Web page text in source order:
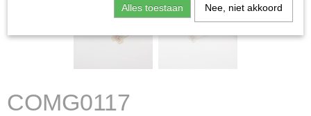
COMG0117
Alles toestaan Nee, niet akkoord